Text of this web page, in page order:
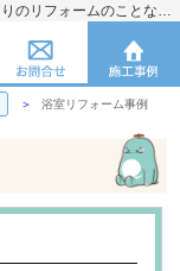
浴室｜リフォーム事例 | 日本全国のキッチン・浴室水廻りのリフォームのことならエネサンス
浴室リフォーム事例